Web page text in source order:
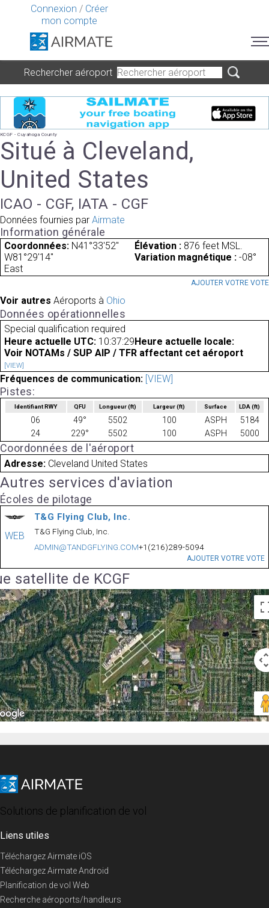
Connexion / Créer
mon compte
Rechercher aéroport
KCGF - Cuyahoga County
Situé à Cleveland,
United States
ICAO - CGF, IATA - CGF
Données fournies par Airmate
Information générale
Coordonnées: N41°33'52"
W81°29'14"
Élévation : 876 feet MSL.
Variation magnétique : -08°
East
AJOUTER VOTRE VOTE
Voir autres Aéroports à Ohio
Données opérationnelles
Special qualification required
Heure actuelle UTC: 10:37:29 Heure actuelle locale:
Voir NOTAMs / SUP AIP / TFR affectant cet aéroport
[VIEW]
Fréquences de communication: [VIEW]
Pistes:
Identifiant RWY QFU Longueur(ft) Largeur(ft) Surface LDA(ft)
06 49° 5502 100 ASPH
5184
24
229° 5502 100 ASPH 5000
Coordonnées de l'aéroport
Adresse: Cleveland United States
Autres services d'aviation
Écoles de pilotage
WEB
T&G Flying Club, Inc.
T&G Flying Club, Inc.
ADMIN@TANDGFLYING.COM+1(216)289-5094
AJOUTER VOTRE VOTE
satellite de KCGF
Solutions de planification de vol
Liens utiles
Téléchargez Airmate iOS
Téléchargez Airmate Android
Planification de vol Web
Recherche aéroports/handleurs